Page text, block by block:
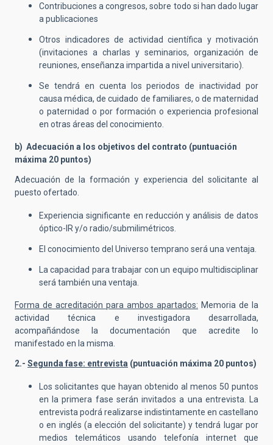
Contribuciones a congresos, sobre todo si han dado lugar
a publicaciones
Otros indicadores de actividad científica y motivación
(invitaciones a charlas y seminarios, organización de
reuniones, enseñanza impartida a nivel universitario).
Se tendrá en cuenta los periodos de inactividad por
causa médica, de cuidado de familiares, o de maternidad
o paternidad o por formación o experiencia profesional
en otras áreas del conocimiento.
b) Adecuación a los objetivos del contrato (puntuación
máxima 20 puntos)
Adecuación de la formación y experiencia del solicitante al
puesto ofertado.
Experiencia significante en reducción y análisis de datos
óptico-IR y/o radio/submilimétricos.
El conocimiento del Universo temprano será una ventaja.
La capacidad para trabajar con un equipo multidisciplinar
será también una ventaja.
Forma de acreditación para ambos apartados: Memoria de la
actividad técnica e investigadora desarrollada,
acompañándose la documentación que acredite lo
manifestado en la misma.
2.- Segunda fase: entrevista (puntuación máxima 20 puntos)
Los solicitantes que hayan obtenido al menos 50 puntos
en la primera fase serán invitados a una entrevista. La
entrevista podrá realizarse indistintamente en castellano
o en inglés (a elección del solicitante) y tendrá lugar por
medios telemáticos usando telefonía internet que